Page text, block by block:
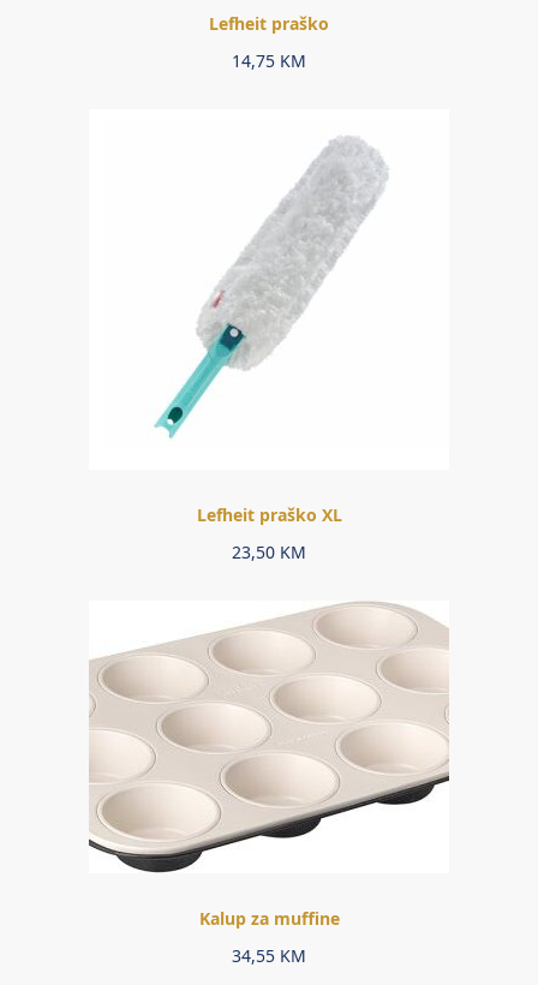
Lefheit praško
14,75 KM
Lefheit praško XL
23,50 KM
Kalup za muffine
34,55 KM